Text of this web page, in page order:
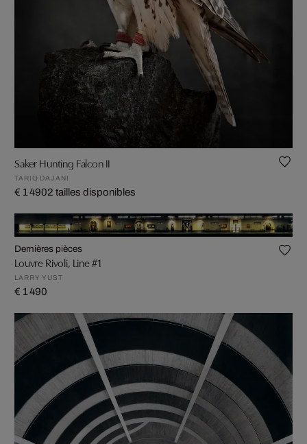
Saker Hunting Falcon II
TARIQ DAJANI
€ 1 4902 tailles disponibles
Dernières pièces
Louvre Rivoli, Line #1
LARRY YUST
€ 1 490